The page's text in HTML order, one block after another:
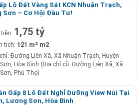
Lô Đất Vàng Sát KCN Nhuận Trạch,
Sơn – Cơ Hội Đầu Tư!
tiền: 1,75 tỷ
tích: 121 m² m2
Đường Liên Xã, Xã Nhuận Trạch, Huyện
Hòa Bình (Địa chỉ cũ: Đường Liên Xã, Xã
Phú Thọ)
Gấp 8 Lô Đất Nghỉ Dưỡng View Núi Tại
Lương Sơn, Hòa Bình